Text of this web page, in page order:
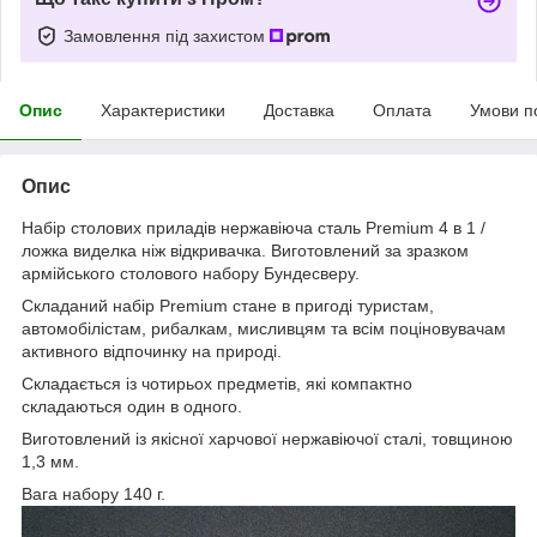
Замовлення під захистом
Опис Характеристики Доставка Оплата Умови
Опис
Набір столових приладів нержавіюча сталь Рremium 4 в 1 /
ложка виделка ніж відкривачка. Виготовлений за зразком
армійського столового набору Бундесверу.
Складаний набір Рremium стане в пригоді туристам,
автомобілістам, рибалкам, мисливцям та всім поціновувачам
активного відпочинку на природі.
Складається із чотирьох предметів, які компактно
складаються один в одного.
Виготовлений із якісної харчової нержавіючої сталі, товщиною
1,3 мм.
Вага набору 140 г.